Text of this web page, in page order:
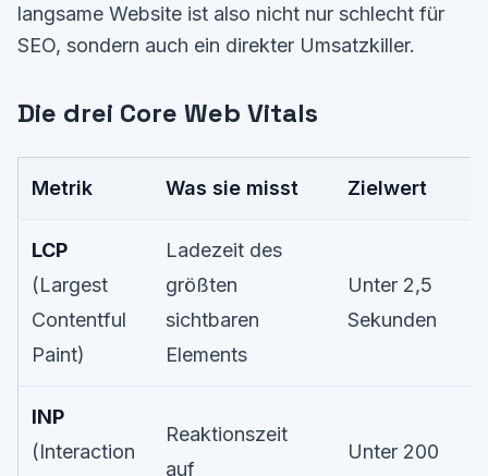
langsame Website ist also nicht nur schlecht für
SEO, sondern auch ein direkter Umsatzkiller.
Die drei Core Web Vitals
Metrik Was sie misst Zielwert
LCP
(Largest
Contentful
Paint)
Ladezeit des
größten
sichtbaren
Elements
Unter 2,5
Sekunden
INP
(Interaction
Reaktionszeit
auf
Unter 200